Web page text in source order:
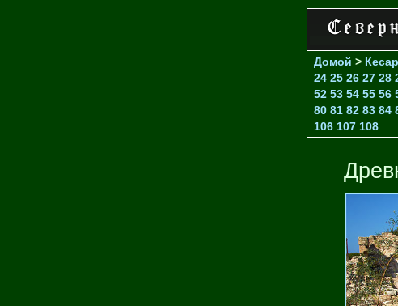
Домой >
24 25 26 27 28
52 53 54 55 56
80 81 82 83 84
106 107 108